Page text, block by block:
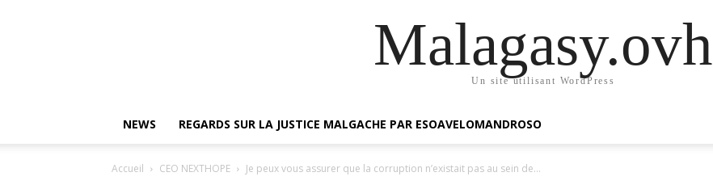
Malagasy.ovh
Un site utilisant WordPress
NEWS REGARDS SUR LA JUSTICE MALGACHE PAR ESOAVELOMANDROSO
Accueil CEO NEXTHOPE Je peux vous assurer que la corruption n’existait pas au sein de...